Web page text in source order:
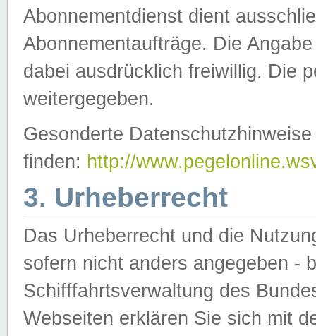
Abonnementdienst dient
Abonnementaufträge. Die
dabei ausdrücklich freiwillig. Die
weitergegeben.
Gesonderte
finden: http://
3. Urheberrecht
Das Urheberrecht und die
sofern nicht anders angegeben -
Schifffahrtsverwaltung des
Webseiten erklären Sie sich mit